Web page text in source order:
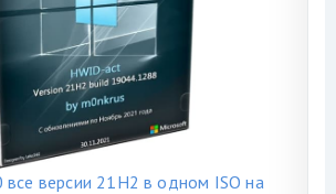
все версии 21H2 в одном ISO на